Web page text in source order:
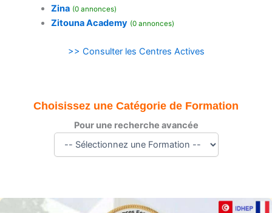
Zina (0 annonces)
Zitouna Academy (0 annonces)
>> Consulter les Centres Actives
Choisissez une Catégorie de Formation
Pour une recherche avancée